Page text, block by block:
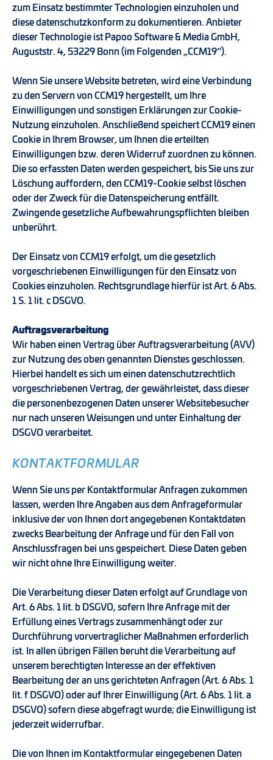
zum Einsatz bestimmter Technologien einzuholen und
diese datenschutzkonform zu dokumentieren. Anbieter
dieser Technologie ist Papoo Software & Media GmbH,
Auguststr. 4, 53229 Bonn (im Folgenden „CCM19“).
Wenn Sie unsere Website betreten, wird eine Verbindung
zu den Servern von CCM19 hergestellt, um Ihre
Einwilligungen und sonstigen Erklärungen zur Cookie-
Nutzung einzuholen. Anschließend speichert CCM19 einen
Cookie in Ihrem Browser, um Ihnen die erteilten
Einwilligungen bzw. deren Widerruf zuordnen zu können.
Die so erfassten Daten werden gespeichert, bis Sie uns zur
Löschung auffordern, den CCM19-Cookie selbst löschen
oder der Zweck für die Datenspeicherung entfällt.
Zwingende gesetzliche Aufbewahrungspflichten bleiben
unberührt.
Der Einsatz von CCM19 erfolgt, um die gesetzlich
vorgeschriebenen Einwilligungen für den Einsatz von
Cookies einzuholen. Rechtsgrundlage hierfür ist Art. 6 Abs.
1 S. 1 lit. c DSGVO.
Auftragsverarbeitung
Wir haben einen Vertrag über Auftragsverarbeitung (AVV)
zur Nutzung des oben genannten Dienstes geschlossen.
Hierbei handelt es sich um einen datenschutzrechtlich
vorgeschriebenen Vertrag, der gewährleistet, dass dieser
die personenbezogenen Daten unserer Websitebesucher
nur nach unseren Weisungen und unter Einhaltung der
DSGVO verarbeitet.
KONTAKTFORMULAR
Wenn Sie uns per Kontaktformular Anfragen zukommen
lassen, werden Ihre Angaben aus dem Anfrageformular
inklusive der von Ihnen dort angegebenen Kontaktdaten
zwecks Bearbeitung der Anfrage und für den Fall von
Anschlussfragen bei uns gespeichert. Diese Daten geben
wir nicht ohne Ihre Einwilligung weiter.
Die Verarbeitung dieser Daten erfolgt auf Grundlage von
Art. 6 Abs. 1 lit. b DSGVO, sofern Ihre Anfrage mit der
Erfüllung eines Vertrags zusammenhängt oder zur
Durchführung vorvertraglicher Maßnahmen erforderlich
ist. In allen übrigen Fällen beruht die Verarbeitung auf
unserem berechtigten Interesse an der effektiven
Bearbeitung der an uns gerichteten Anfragen (Art. 6 Abs. 1
lit. f DSGVO) oder auf Ihrer Einwilligung (Art. 6 Abs. 1 lit. a
DSGVO) sofern diese abgefragt wurde; die Einwilligung ist
jederzeit widerrufbar.
Die von Ihnen im Kontaktformular eingegebenen Daten